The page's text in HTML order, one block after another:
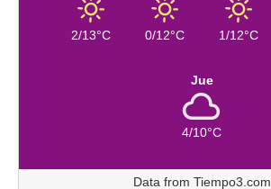
2/13°C 0/12°C 1/12°C
Jue
4/10°C
Data from Tiempo3.com